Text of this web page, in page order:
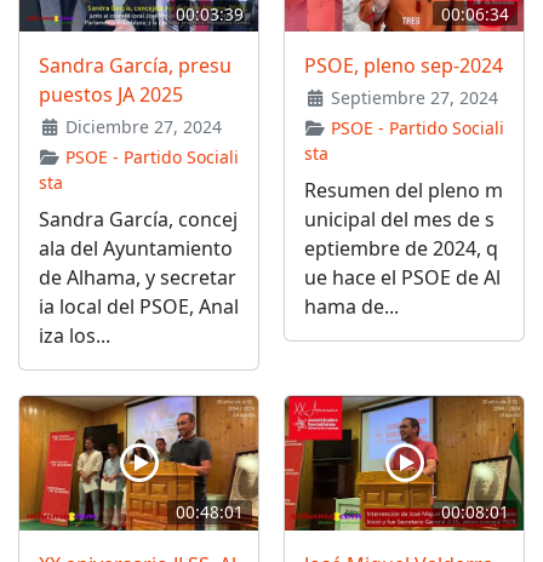
00:03:39
Sandra García, presu
puestos JA 2025
Diciembre 27, 2024
PSOE - Partido Sociali
sta
Sandra García, concej
ala del Ayuntamiento
de Alhama, y secretar
ia local del PSOE, Anal
iza los...
00:06:34
PSOE, pleno sep-2024
Septiembre 27, 2024
PSOE - Partido Sociali
sta
Resumen del pleno m
unicipal del mes de s
eptiembre de 2024, q
ue hace el PSOE de Al
hama de...
00:48:01 00:08:01